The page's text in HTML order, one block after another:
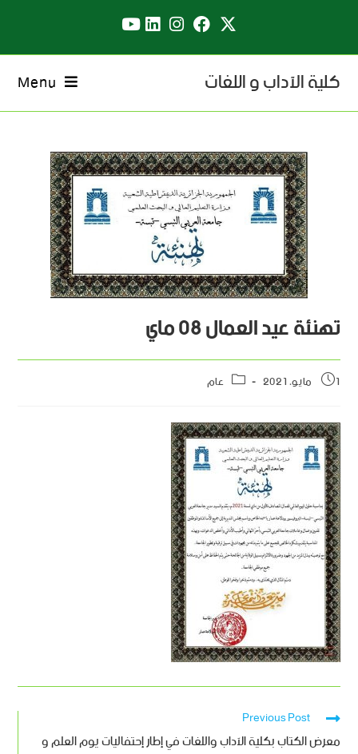
كلية الآداب و اللغات Menu
تهنئة عيد العمال 08 ماي
1 مايو، 2021 عام
Previous Post
معرض الكتاب بكلية الآداب واللغات في إطار إحتفاليات يوم العلم و